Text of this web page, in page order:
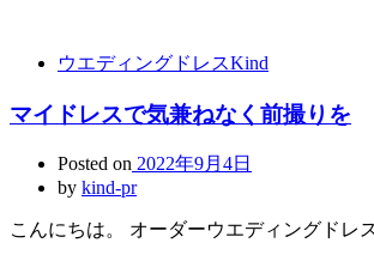
ウエディングドレスKind
マイドレスで気兼ねなく前撮りを
Posted on 2022年9月4日
by kind-pr
こんにちは。 オーダーウエディングド